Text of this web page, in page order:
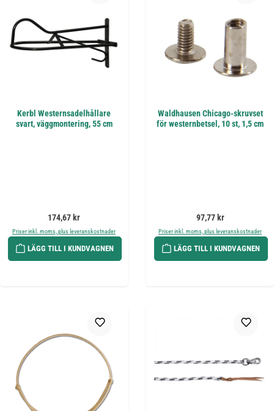
Kerbl Westernsadelhållare
svart, väggmontering, 55 cm
Ordinarie pris:
174,67 kr
Priser inkl. moms, plus leveranskostnader
LÄGG TILL I KUNDVAGNEN
Waldhausen Chicago-skruvset
för westernbetsel, 10 st, 1,5 cm
Ordinarie pris:
97,77 kr
Priser inkl. moms, plus leveranskostnader
LÄGG TILL I KUNDVAGNEN